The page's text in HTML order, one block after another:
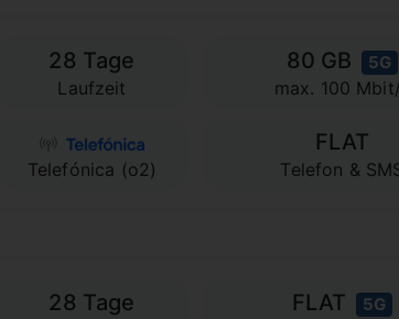
28 Tage
Laufzeit
Telefónica (o2)
80 GB 5G
max. 100
FLAT
Telefon &
28 Tage
FLAT 5G